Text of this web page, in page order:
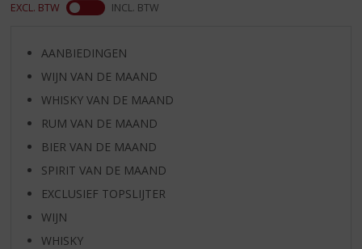
EXCL. BTW INCL. BTW
AANBIEDINGEN
WIJN VAN DE MAAND
WHISKY VAN DE MAAND
RUM VAN DE MAAND
BIER VAN DE MAAND
SPIRIT VAN DE MAAND
EXCLUSIEF TOPSLIJTER
WIJN
WHISKY